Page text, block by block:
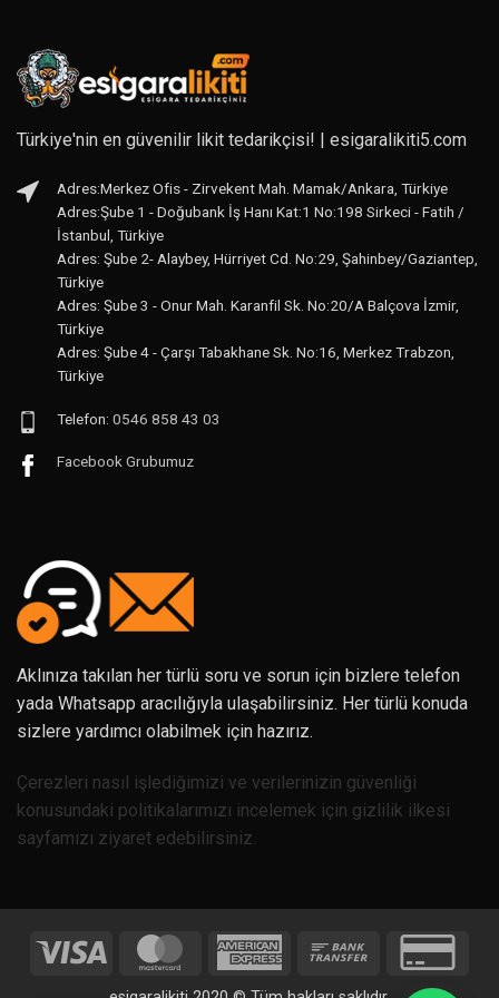
Türkiye'nin en güvenilir likit tedarikçisi! | esigaralikiti5.com
Adres:Merkez Ofis - Zirvekent Mah. Mamak/Ankara, Türkiye
Adres:Şube 1 - Doğubank İş Hanı Kat:1 No:198 Sirkeci - Fatih /
İstanbul, Türkiye
Adres: Şube 2- Alaybey, Hürriyet Cd. No:29, Şahinbey/Gaziantep,
Türkiye
Adres: Şube 3 - Onur Mah. Karanfil Sk. No:20/A Balçova İzmir,
Türkiye
Adres: Şube 4 - Çarşı Tabakhane Sk. No:16, Merkez Trabzon,
Türkiye
Telefon: 0546 858 43 03
Facebook Grubumuz
Aklınıza takılan her türlü soru ve sorun için bizlere telefon
yada Whatsapp aracılığıyla ulaşabilirsiniz. Her türlü konuda
sizlere yardımcı olabilmek için hazırız.
Çerezleri nasıl işlediğimizi ve verilerinizin güvenliği
konusundaki politikalarımızı incelemek için gizlilik ilkesi
sayfamızı ziyaret edebilirsiniz.
MasterCard
American
Bank
Transfer